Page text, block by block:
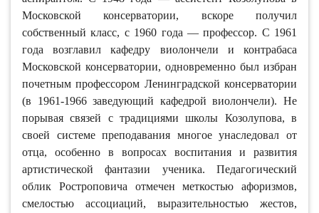
Московской консерватории, вскоре получил
собственный класс, с 1960 года — профессор. С 1961
года возглавил кафедру виолончели и контрабаса
Московской консерватории, одновременно был избран
почетным профессором Ленинградской консерватории
(в 1961-1966 заведующий кафедрой виолончели). Не
порывая связей с традициями школы Козолупова, в
своей системе преподавания многое унаследовал от
отца, особенно в вопросах воспитания и развития
артистической фантазии ученика. Педагогический
облик Ростроповича отмечен меткостью афоризмов,
смелостью ассоциаций, выразительностью жестов,